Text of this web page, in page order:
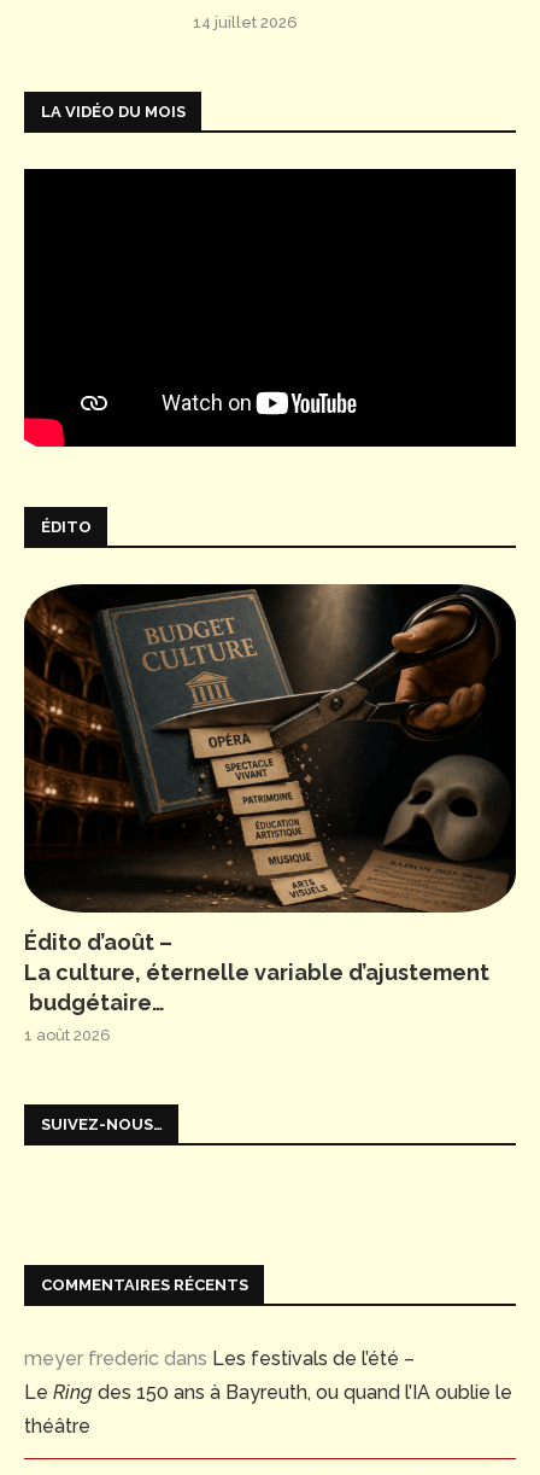
14 juillet 2026
LA VIDÉO DU MOIS
ÉDITO
Édito d’août –
La culture, éternelle variable d’ajustement
budgétaire…
1 août 2026
SUIVEZ-NOUS…
COMMENTAIRES RÉCENTS
meyer frederic dans Les festivals de l’été –
Le Ring des 150 ans à Bayreuth, ou quand l’IA oublie le
théâtre